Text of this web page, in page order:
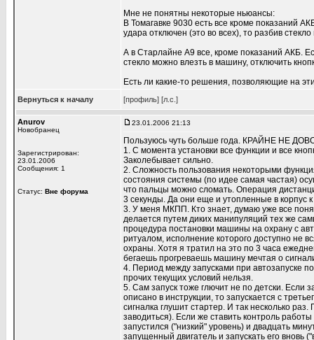
Мне не понятны некоторые ньюансы:
В Томагавке 9030 есть все кроме показаний
удара отключен (это во всех), то разбив
А в Старлайне А9 все, кроме показаний АКБ.
стекло можно влезть в машину, отключить
Есть ли какие-то решения, позволяющие на
Вернуться к началу [профиль] [л.с.]
Anurov
Новобранец
Зарегистрирован:
23.01.2006
Сообщения: 1
Статус: Вне форума
23.01.2006 21:13
Пользуюсь чуть больше года. КРАЙНЕ НЕ
1. С момента установки все функции и все
Заколебывает сильно.
2. Сложность пользования некоторыми
состояния системы (по идее самая частая)
что пальцы можно сломать. Операция
3 секунды. Да они еще и утопленные в корпус
3. У меня МКПП. Кто знает, думаю уже все
делается путем диких манипуляций тех же
процедура постановки машины на охрану с
ритуалом, исполнение которого доступно не
охраны. Хотя я тратил на это по 3 часа
бегаешь прогреваешь машину мечтая о
4. Период между запусками при автозапуске
прочих текущих условий нельзя.
5. Сам запуск тоже глючит не по детски. Если
описано в инструкции, то запускается с
сигналка глушит стартер. И так несколько
заводиться). Если же ставить контроль
запустился ("низкий" уровень) и двадцать
запущенный двигатель и запускать его вновь